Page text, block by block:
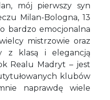
mój pierwszy syn
Milan-Bologna, 13
bardzo emocjonalna
mistrzowie oraz
z klasą i elegancją
Realu Madryt – jest
klubów
naprawdę wiele